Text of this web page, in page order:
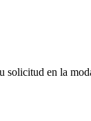
solicitud en la